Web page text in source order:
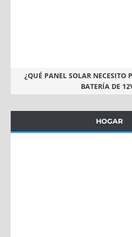
¿QUÉ PANEL SOLAR NECESITO
BATERÍA DE
HOGAR